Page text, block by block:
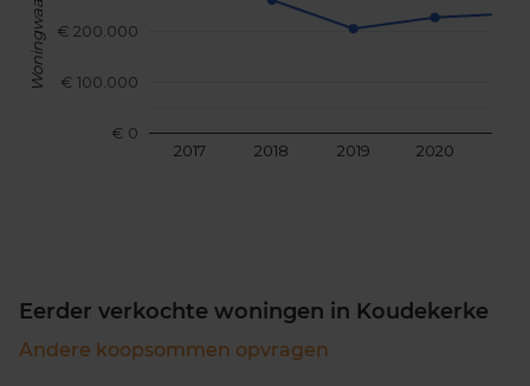
2017 2018 2019 2020
€ 0
€ 100.000
€ 200.000
Woningwaarde
Eerder verkochte woningen in Koudekerke
Andere koopsommen opvragen